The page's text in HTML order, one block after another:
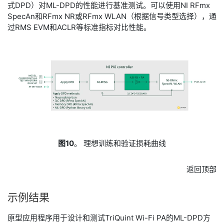
式DPD）对ML-DPD的性能进行基准测试。可以使用NI RFmx
SpecAn和RFmx NR或RFmx WLAN（根据信号类型选择），通
过RMS EVM和ACLR等标准指标对比性能。
图10。 理想训练和验证损耗曲线
返回顶部
​示例 结果
​原型应用程序用于设计和测试TriQuint Wi-Fi PA的ML-DPD方